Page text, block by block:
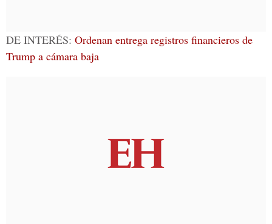
DE INTERÉS: Ordenan entrega registros financieros de
Trump a cámara baja